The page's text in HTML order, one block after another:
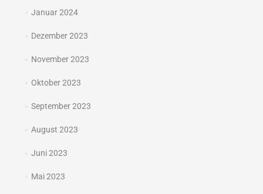
Januar 2024
Dezember 2023
November 2023
Oktober 2023
September 2023
August 2023
Juni 2023
Mai 2023